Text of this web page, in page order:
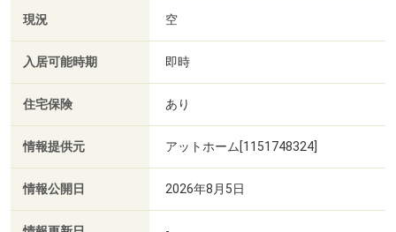
現況 空
入居可能時期 即時
住宅保険 あり
情報提供元 アットホーム[1151748324]
情報公開日 2026年8月5日